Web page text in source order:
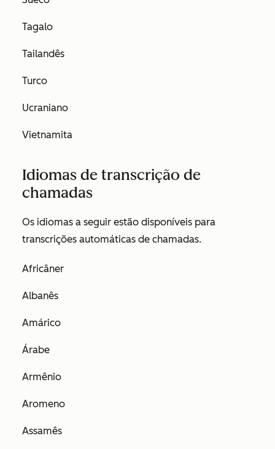
Tagalo
Tailandês
Turco
Ucraniano
Vietnamita
Idiomas de transcrição de
chamadas
Os idiomas a seguir estão disponíveis para
transcrições automáticas de chamadas.
Africâner
Albanês
Amárico
Árabe
Armênio
Aromeno
Assamês